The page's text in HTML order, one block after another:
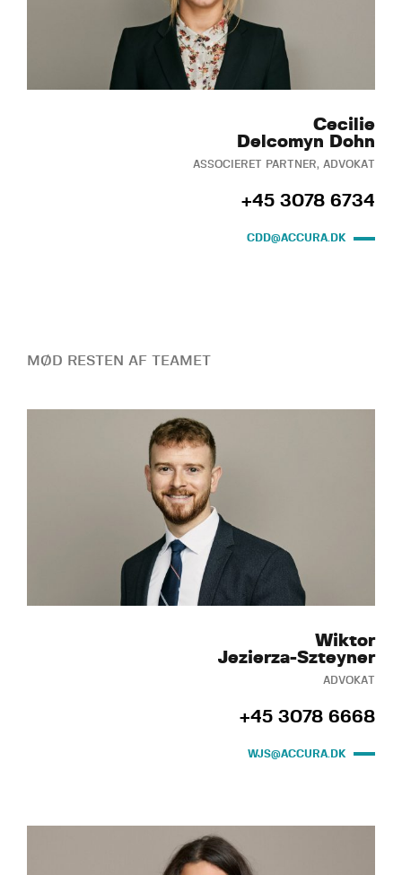
Cecilie
Delcomyn Dohn
ASSOCIERET PARTNER, ADVOKAT
+45 3078 6734
CDD@ACCURA.DK
MØD RESTEN AF TEAMET
Wiktor
Jezierza-Szteyner
ADVOKAT
+45 3078 6668
WJS@ACCURA.DK